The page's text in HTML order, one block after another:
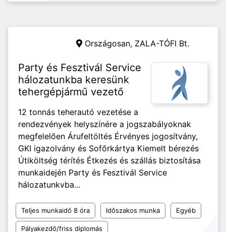
Országosan, ZALA-TÓFI Bt.
Party és Fesztivál Service
hálozatunkba keresünk
tehergépjármű vezető
12 tonnás teherautó vezetése a
rendezvények helyszínére a jogszabályoknak
megfelelően Árufeltöltés Érvényes jogosítvány,
GKI igazolvány és Sofőrkártya Kiemelt bérezés
Útiköltség térítés Étkezés és szállás biztosítása
munkaidején Party és Fesztivál Service
hálozatunkvba...
Teljes munkaidő 8 óra Időszakos munka Egyéb
Pályakezdő/friss diplomás